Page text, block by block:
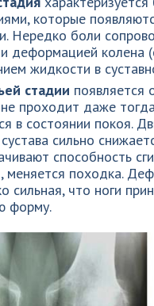
которые
Нередко боли
деформацией колена
жидкости в
стадии появляется
проходит даже
в состоянии покоя.
сильно
способность
меняется походка.
сильная, что ноги
форму.